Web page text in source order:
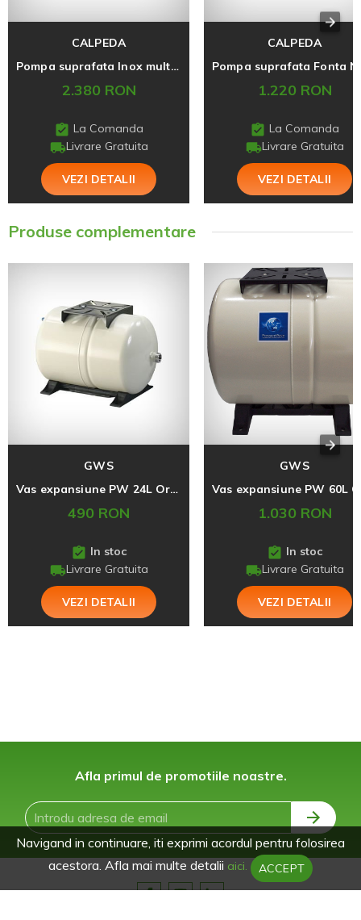
CALPEDA
Pompa suprafata Inox multietajata MXHM 404/A
2.380 RON
La Comanda
Livrare Gratuita
VEZI DETALII
CALPEDA
1.220 RON
La Comanda
Livrare Gratuita
VEZI DETALII
Produse complementare
GWS
Vas expansiune PW 24L Orizontal, Apa Potabila
490 RON
In stoc
Livrare Gratuita
VEZI DETALII
GWS
1.030 RON
In stoc
Livrare Gratuita
VEZI DETALII
Afla primul de promotiile noastre.
Navigand in continuare, iti exprimi acordul pentru folosirea
acestora. Afla mai multe detalii aici. ACCEPT